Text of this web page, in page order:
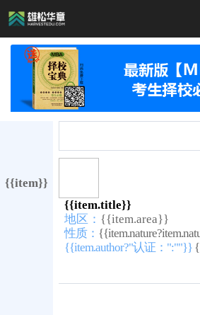
{{item}}
{{item.title}}
地区： {{item.area}}
性质：
{{item.author?"认证：":""}}